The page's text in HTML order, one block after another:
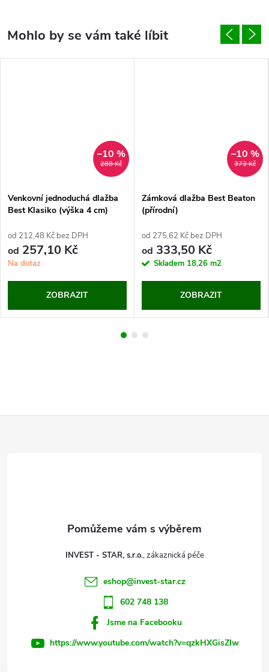
288 Kč
–10 %
Venkovní jednoduchá dlažba
Best Klasiko (výška 4 cm)
od 212,48 Kč bez DPH
od 257,10 Kč
Na dotaz
ZOBRAZIT
373 Kč
–10 %
Zámková dlažba Best Beaton
(přírodní)
od 275,62 Kč bez DPH
od 333,50 Kč
Skladem 18,26 m2
ZOBRAZIT
INVEST - STAR, s.r.o.
eshop@invest-star.cz
602 748 138
Jsme na Facebooku
https://www.youtube.com/watch?v=qzkHXGisZIw